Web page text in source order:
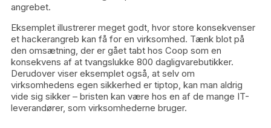
angrebet.
Eksemplet illustrerer meget godt, hvor store konsekvenser
et hackerangreb kan få for en virksomhed. Tænk blot på
den omsætning, der er gået tabt hos Coop som en
konsekvens af at tvangslukke 800 dagligvarebutikker.
Derudover viser eksemplet også, at selv om
virksomhedens egen sikkerhed er tiptop, kan man aldrig
vide sig sikker – bristen kan være hos en af de mange IT-
leverandører, som virksomhederne bruger.